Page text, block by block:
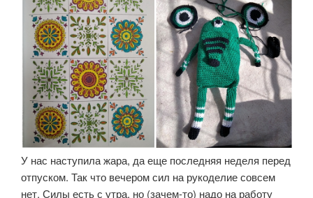
У нас наступила жара, да еще последняя неделя перед
отпуском. Так что вечером сил на рукоделие совсем
нет. Силы есть с утра, но (зачем-то) надо на работу